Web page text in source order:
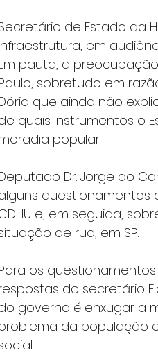
de Estado da
em
pauta, a
sobretudo em
que ainda não
quais instrumentos o
popular.
Dr. Jorge do
questionamentos
e, em seguida,
de rua, em SP.
os
do secretário
governo é enxugar a
da população